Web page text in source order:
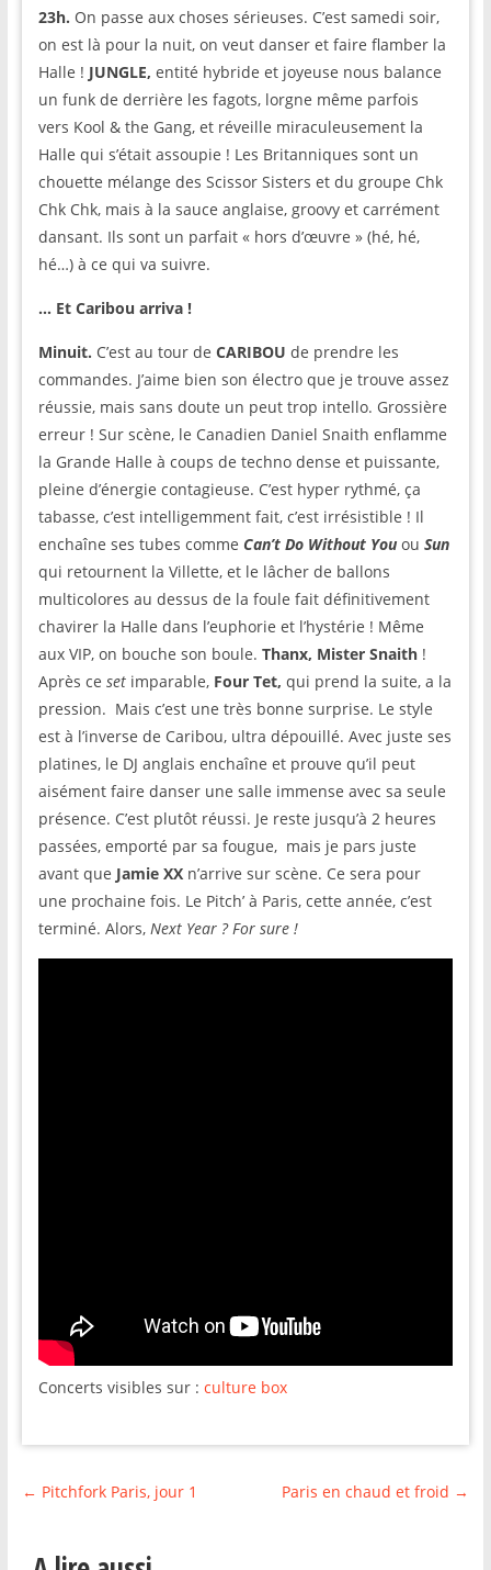
23h. On passe aux choses sérieuses. C’est samedi soir,
on est là pour la nuit, on veut danser et faire flamber la
Halle ! JUNGLE, entité hybride et joyeuse nous balance
un funk de derrière les fagots, lorgne même parfois
vers Kool & the Gang, et réveille miraculeusement la
Halle qui s’était assoupie ! Les Britanniques sont un
chouette mélange des Scissor Sisters et du groupe Chk
Chk Chk, mais à la sauce anglaise, groovy et carrément
dansant. Ils sont un parfait « hors d’œuvre » (hé, hé,
hé…) à ce qui va suivre.
… Et Caribou arriva !
Minuit. C’est au tour de CARIBOU de prendre les
commandes. J’aime bien son électro que je trouve assez
réussie, mais sans doute un peut trop intello. Grossière
erreur ! Sur scène, le Canadien Daniel Snaith enflamme
la Grande Halle à coups de techno dense et puissante,
pleine d’énergie contagieuse. C’est hyper rythmé, ça
tabasse, c’est intelligemment fait, c’est irrésistible ! Il
enchaîne ses tubes comme Can’t Do Without You ou Sun
qui retournent la Villette, et le lâcher de ballons
multicolores au dessus de la foule fait définitivement
chavirer la Halle dans l’euphorie et l’hystérie ! Même
aux VIP, on bouche son boule. Thanx, Mister Snaith!
Après ce setimparable, Four Tet, qui prend la suite, a la
pression. Mais c’est une très bonne surprise. Le style
est à l’inverse de Caribou, ultra dépouillé. Avec juste ses
platines, le DJ anglais enchaîne et prouve qu’il peut
aisément faire danser une salle immense avec sa seule
présence. C’est plutôt réussi. Je reste jusqu’à 2 heures
passées, emporté par sa fougue, mais je pars juste
avant que Jamie XX n’arrive sur scène. Ce sera pour
une prochaine fois. Le Pitch’ à Paris, cette année, c’est
terminé. Alors, Next Year ? For sure !
Concerts visibles sur : culture box
← Pitchfork Paris, jour 1 Paris en chaud et froid →